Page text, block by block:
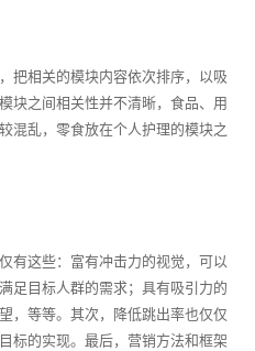
把相关的模块内容依次排序，以吸
块之间相关性并不清晰，食品、用
混乱，零食放在个人护理的模块之
有这些：富有冲击力的视觉，可以
足目标人群的需求；具有吸引力的
，等等。其次，降低跳出率也仅仅
标的实现。最后，营销方法和框架